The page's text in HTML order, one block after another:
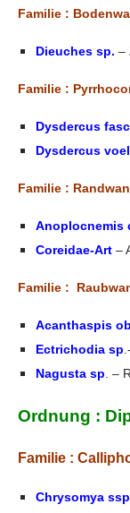
Familie :
Dieuches sp. –
Familie :
Dysdercus
Dysdercus
Familie :
Anoplocnemis
Coreidae-Art –
Familie :
Acanthaspis
Ectrichodia sp
Nagusta sp . –
Ordnung :
Familie :
Chrysomya